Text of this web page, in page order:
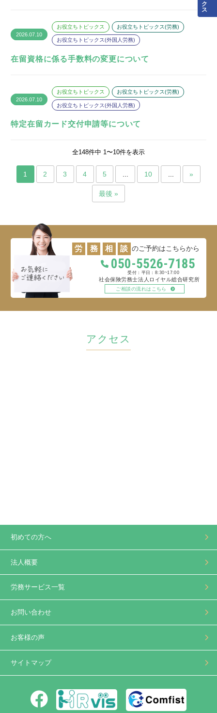
在留資格に係る手数料の変更について
2026.07.10
お役立ちトピックス お役立ちトピックス(労務)
お役立ちトピックス(外国人労務)
特定在留カード交付申請等について
2026.07.10
お役立ちトピックス お役立ちトピックス(労務)
お役立ちトピックス(外国人労務)
全148件中 1〜10件を表示
1 2 3 4 5 10 »
最後 »
労 務 相 談 のご予約はこちらから
050-5526-7185
平日：8:30~17:00
社会保険労務士法人ロイヤル総合研究所
ご相談の流れはこちら
アクセス
初めての方へ
法人概要
労務サービス一覧
お問い合わせ
お客様の声
サイトマップ